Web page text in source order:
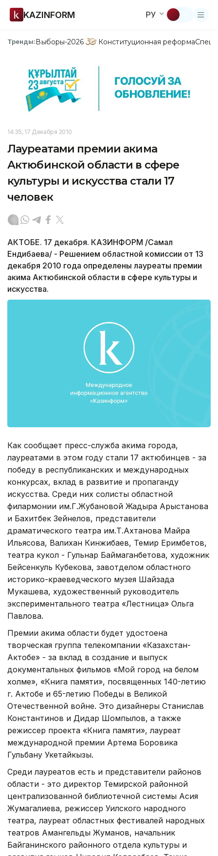
KAZINFORM РУ
Тренды:Выборы-2026 Конституционная реформа
14:35, 17 Декабря 2010
Лауреатами премии акима
Актюбинской области в сфере
культуры и искусства стали 17
человек
АКТОБЕ. 17 декабря. КАЗИНФОРМ /Самал
Ендибаева/ - Решением областной комиссии от 13
декабря 2010 года определены лауреаты премии
акима Актюбинской области в сфере культуры и
искусства.
Как сообщает пресс-служба акима города,
лауреатами в этом году стали 17 актюбинцев - за
победу в республиканских и международных
конкурсах, вклад в развитие и пропаганду
искусства. Среди них солисты областной
филармонии им.Г.Жубановой Жадыра Арыстанова
и Бахитбек Зейнелов, представители
драматического театра им.Т.Ахтанова Майра
Ильясова, Валихан Кинжибаев, Темир Еримбетов,
театра кукол - Гульнар Баймаганбетова, художник
Бейсенкуль Кубекова, завотделом областного
историко-краеведческого музея Шайзада
Мукашева, художественный руководитель
экспериментального театра «Лестница» Ольга
Павлова.
Премии акима области будет удостоена
творческая группа телекомпании «Казахстан-
Актобе» - за вклад в создание и выпуск
документальных фильмов «Мой город на белом
холме», «Книга памяти», посвященных 140-летию
г. Актобе и 65-летию Победы в Великой
Отечественной войне. Это дизайнеры Станислав
Константинов и Дидар Шомпылов, а также
режиссер проекта «Книга памяти», лауреат
международной премии Артема Боровика
Гульбану Укетайкызы.
Среди лауреатов есть и представители районов
области - это директор Темирской районной
централизованной библиотечной системы Асия
Жумагалиева, режиссер Уилского народного
театра, лауреат областных фестивалей народных
театров Амангельды Жуманов, начальник
Байганинского районного отдела культуры и